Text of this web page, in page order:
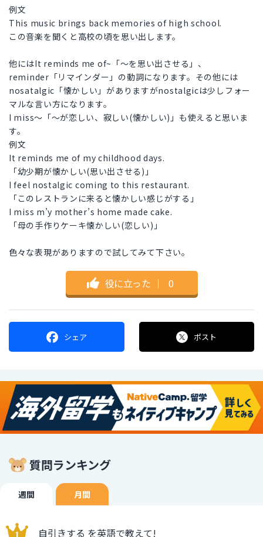
例文
This music brings back memories of high school.
この音楽を聞くと高校の頃を思い出します。
他にはIt reminds me of~「〜を思い出させる」、
reminder「リマインダー」の動詞になります。その他には
nosatalgic「懐かしい」がありますがnostalgicは少しフォー
マルな言い方になります。
I miss〜「〜が恋しい、寂しい(懐かしい)」も使えると思いま
す。
例文
It reminds me of my childhood days.
「幼少期が懐かしい(思い出させる)」
I feel nostalgic coming to this restaurant.
「このレストランに来ると懐かしい感じがする」
I miss m’y mother’s home made cake.
「母の手作りケーキ懐かしい(恋しい)」
色々な表現がありますので試してみて下さい。
役に立った ｜ 0
シェア ポスト
質問ランキング
週間 月間
自引きする を英語で教えて!